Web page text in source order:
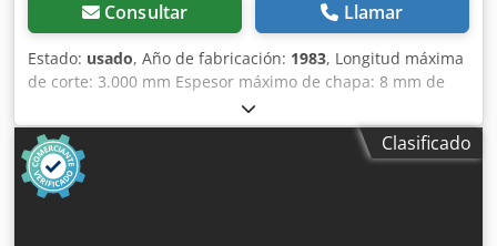
Consultar Llamar
Estado: usado, Año de fabricación: 1983, Longitud máxima
de corte: 3.000 mm Espesor máximo de chapa: 8 mm de
acero Tope trasero motorizado con ajuste fino mediante
volante, hasta 1.000 mm Limitación de longitud de corte
Dksdpfx Aier D Tnwj Ror Cuchillas afiladas Peso: 6.800 kg
Clasificado